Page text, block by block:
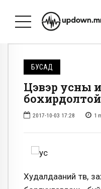
БУСАД
Цэвэр усны
бохирдолтой
2017-10-03 17:28 1
Худалдааний төв,